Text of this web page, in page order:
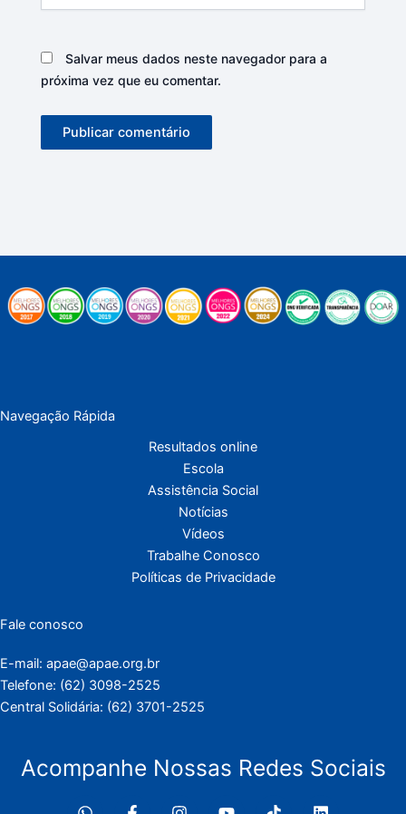
Salvar meus dados neste navegador para a
próxima vez que eu comentar.
Navegação Rápida
Resultados online
Escola
Assistência Social
Notícias
Vídeos
Trabalhe Conosco
Políticas de Privacidade
Fale conosco
E-mail: apae@apae.org.br
Telefone: (62) 3098-2525
Central Solidária: (62) 3701-2525
Acompanhe Nossas Redes Sociais